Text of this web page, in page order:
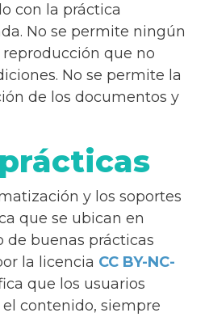
con la práctica
No se permite ningún
que no
No se permite la
de los documentos y
y los soportes
que se ubican en
de buenas prácticas
la licencia CC BY-NC-
que los usuarios
contenido, siempre